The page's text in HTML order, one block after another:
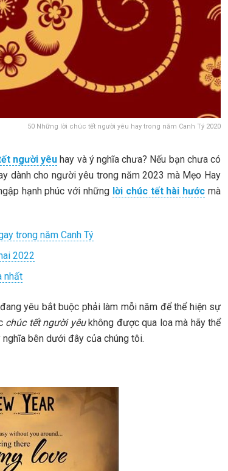
50 Những lời chúc tết người yêu hay trong năm Canh Tý 2020
người yêu hay và ý nghĩa chưa? Nếu bạn chưa có
dành cho người yêu trong năm 2023 mà Mẹo Hay
hạnh phúc với những lời chúc tết hài hước mà
trong năm Canh Tý
2022
nhất
yêu bắt buộc phải làm mỗi năm để thể hiện sự
chúc tết người yêukhông được qua loa mà hãy thể
bên dưới đây của chúng tôi.